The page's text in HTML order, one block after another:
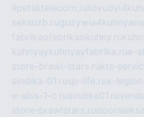
lipetsktelecom.ru
seksuzb.ru
fabrikaofabrikaokuhny.ru
kuhnyaykuhnyayfabrika.rue-
store-brawl-stars.rukts-
sindika-01.rusp-life.rux-
e-abis-1-c.rusindika01.ru
store-brawlstars.ru